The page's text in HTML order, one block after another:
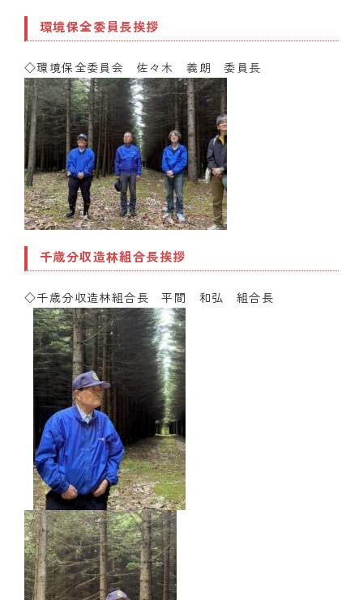
環境保全委員長挨拶
◇環境保全委員会 佐々木 義朗 委員長
千歳分収造林組合長挨拶
◇千歳分収造林組合長 平間 和弘 組合長